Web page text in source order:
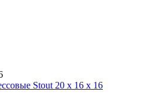
Stout 20 x 16 x 16